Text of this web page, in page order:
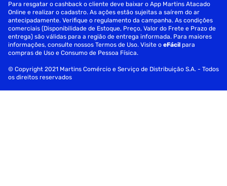
Para resgatar o cashback o cliente deve baixar o App Martins Atacado
Online e realizar o cadastro. As ações estão sujeitas a saírem do ar
antecipadamente. Verifique o regulamento da campanha. As condições
comerciais (Disponibilidade de Estoque, Preço, Valor do Frete e Prazo de
entrega) são válidas para a região de entrega informada. Para maiores
informações, consulte nossos Termos de Uso. Visite oeFácil para
compras de Uso e Consumo de Pessoa Física.
© Copyright 2021 Martins Comércio e Serviço de Distribuição S.A. - Todos
os direitos reservados